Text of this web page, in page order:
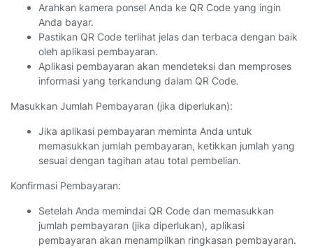
Arahkan kamera ponsel Anda ke QR Code yang ingin
Anda bayar.
Pastikan QR Code terlihat jelas dan terbaca dengan baik
oleh aplikasi pembayaran.
Aplikasi pembayaran akan mendeteksi dan memproses
informasi yang terkandung dalam QR Code.
Masukkan Jumlah Pembayaran (jika diperlukan):
Jika aplikasi pembayaran meminta Anda untuk
memasukkan jumlah pembayaran, ketikkan jumlah yang
sesuai dengan tagihan atau total pembelian.
Konfirmasi Pembayaran:
Setelah Anda memindai QR Code dan memasukkan
jumlah pembayaran (jika diperlukan), aplikasi
pembayaran akan menampilkan ringkasan pembayaran.